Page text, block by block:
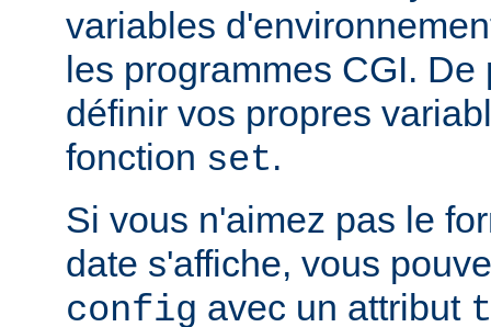
variables
les programmes CGI.
définir vos propres
fonction set.
Si vous n'aimez pas le
date s'affiche, vous
config avec un attribut